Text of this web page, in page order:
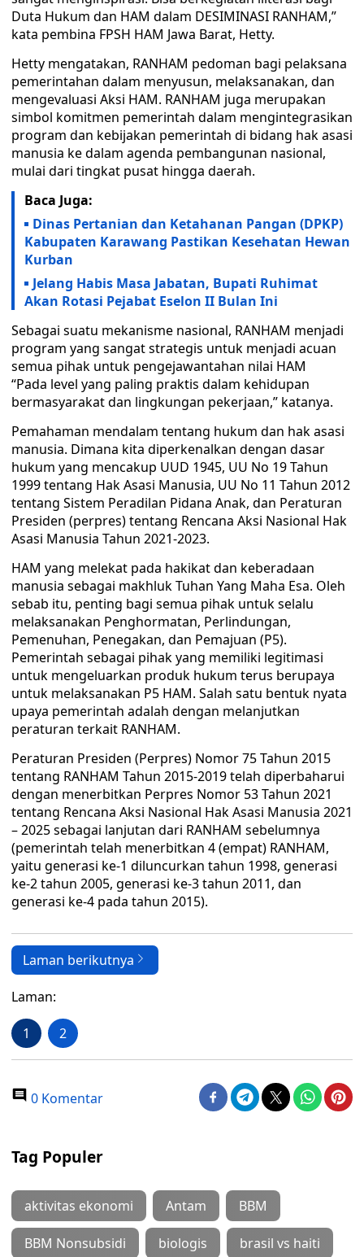
Duta Hukum dan HAM dalam DESIMINASI RANHAM,”
kata pembina FPSH HAM Jawa Barat, Hetty.
Hetty mengatakan, RANHAM pedoman bagi pelaksana
pemerintahan dalam menyusun, melaksanakan, dan
mengevaluasi Aksi HAM. RANHAM juga merupakan
simbol komitmen pemerintah dalam mengintegrasikan
program dan kebijakan pemerintah di bidang hak asasi
manusia ke dalam agenda pembangunan nasional,
mulai dari tingkat pusat hingga daerah.
Baca Juga:
Dinas Pertanian dan Ketahanan Pangan (DPKP)
Kabupaten Karawang Pastikan Kesehatan Hewan
Kurban
Jelang Habis Masa Jabatan, Bupati Ruhimat
Akan Rotasi Pejabat Eselon II Bulan Ini
Sebagai suatu mekanisme nasional, RANHAM menjadi
program yang sangat strategis untuk menjadi acuan
semua pihak untuk pengejawantahan nilai HAM
“Pada level yang paling praktis dalam kehidupan
bermasyarakat dan lingkungan pekerjaan,” katanya.
Pemahaman mendalam tentang hukum dan hak asasi
manusia. Dimana kita diperkenalkan dengan dasar
hukum yang mencakup UUD 1945, UU No 19 Tahun
1999 tentang Hak Asasi Manusia, UU No 11 Tahun 2012
tentang Sistem Peradilan Pidana Anak, dan Peraturan
Presiden (perpres) tentang Rencana Aksi Nasional Hak
Asasi Manusia Tahun 2021-2023.
HAM yang melekat pada hakikat dan keberadaan
manusia sebagai makhluk Tuhan Yang Maha Esa. Oleh
sebab itu, penting bagi semua pihak untuk selalu
melaksanakan Penghormatan, Perlindungan,
Pemenuhan, Penegakan, dan Pemajuan (P5).
Pemerintah sebagai pihak yang memiliki legitimasi
untuk mengeluarkan produk hukum terus berupaya
untuk melaksanakan P5 HAM. Salah satu bentuk nyata
upaya pemerintah adalah dengan melanjutkan
peraturan terkait RANHAM.
Peraturan Presiden (Perpres) Nomor 75 Tahun 2015
tentang RANHAM Tahun 2015-2019 telah diperbaharui
dengan menerbitkan Perpres Nomor 53 Tahun 2021
tentang Rencana Aksi Nasional Hak Asasi Manusia 2021
– 2025 sebagai lanjutan dari RANHAM sebelumnya
(pemerintah telah menerbitkan 4 (empat) RANHAM,
yaitu generasi ke-1 diluncurkan tahun 1998, generasi
ke-2 tahun 2005, generasi ke-3 tahun 2011, dan
generasi ke-4 pada tahun 2015).
Laman berikutnya
Laman:
1 2
0 Komentar
Tag Populer
aktivitas ekonomi Antam BBM
BBM Nonsubsidi biologis brasil vs haiti